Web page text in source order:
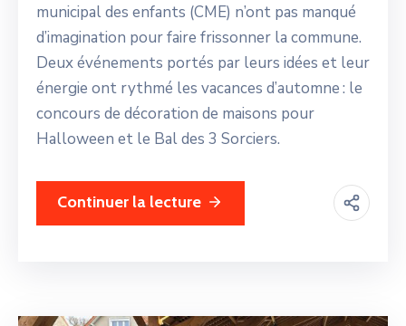
municipal des enfants (CME) n’ont pas manqué
d’imagination pour faire frissonner la commune.
Deux événements portés par leurs idées et leur
énergie ont rythmé les vacances d’automne : le
concours de décoration de maisons pour
Halloween et le Bal des 3 Sorciers.
Continuer la lecture